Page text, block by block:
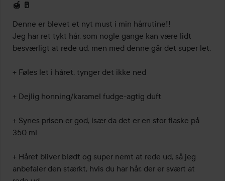
5
ud
af
5
🍯 🥛
Denne er blevet et nyt must i min hårrutine!!
Jeg har ret tykt hår, som nogle gange kan være lidt
besværligt at rede ud, men med denne går det super let.
+ Føles let i håret, tynger det ikke ned
+ Dejlig honning/karamel fudge-agtig duft
+ Synes prisen er god, især da det er en stor flaske på
350 ml
+ Håret bliver blødt og super nemt at rede ud, så jeg
anbefaler den stærkt, hvis du har hår, der er svært at